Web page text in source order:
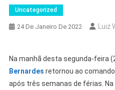
Uncategorized
24 De Janeiro De 2022 Luiz
Na manhã desta segunda-feira
Bernardes retornou ao
após três semanas de férias.